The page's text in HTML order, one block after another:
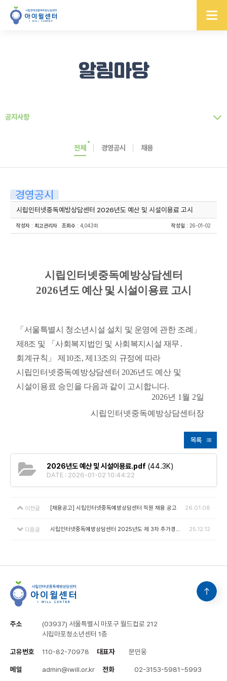
알림마당
공지사항
전체 경영공시 채용
경영공시
시립인터넷중독예방상담센터 2026년도 예산 및 시설이용료 고시
작성자 : 최고관리자 조회수 : 4,043회 작성일 : 26-01-02
시립인터넷중독예방상담센터
2026년도 예산 및 시설이용료 고시
「 서울특별시 청소년시설 설치 및 운영에 관한 조례 」
제 8조 및 「사회복지법인 및 사회복지시설 재무 ․
회계규칙 」 제 10조,제 13조의 규정에 따라
시립인터넷중독예방상담센터 2026년도 예산 및
시설이용료 승인을 다음과 같이 고시합니다.
2026년 1 월 2일
시립인터넷중독예방상담센터장
목록
2026년도 예산 및 시설이용료.pdf (44.3K)
DATE : 2026-01-02 10:44:22
이전글 [채용공고] 시립인터넷중독예방상담센터 직원 채용 공고 26.01.08
다음글 시립인터넷중독예방상담센터 2025년도 제 3차 추가경정예산 및 시설이용료 고시 25.12.12
주소
(03937) 서울특별시 마포구 월드컵로 212
시립마포청소년센터 1층
고유번호 110-82-70978 대표자 문민웅
메일 admin@iwill.or.kr 전화 02-3153-5981~5993